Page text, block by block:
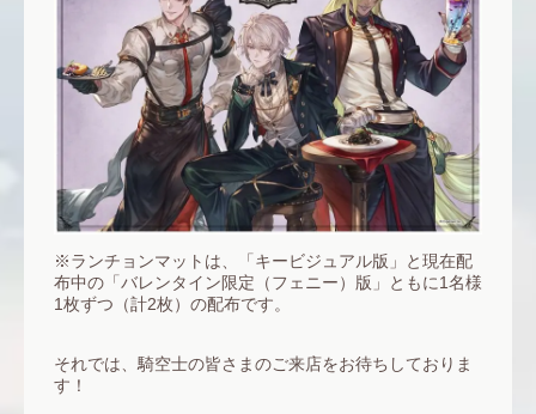
※ランチョンマットは、「キービジュアル版」と現在配
布中の「バレンタイン限定（フェニー）版」ともに1名様
1枚ずつ（計2枚）の配布です。
それでは、騎空士の皆さまのご来店をお待ちしておりま
す！